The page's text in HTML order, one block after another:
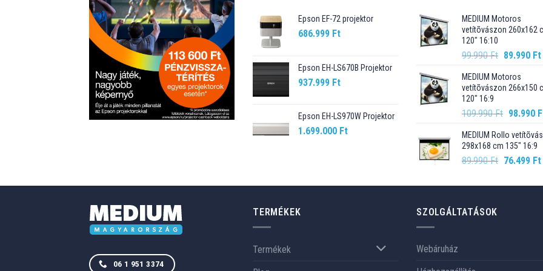
Epson EF-72 projektor
686.999 Ft
Epson EH-LS670B Projektor
937.999 Ft
Epson EH-LS970W Projektor
1.699.000 Ft
MEDIUM Motoros
vetítõvászon 260x162
120" 16:10
99.990Ft Original
was:
99.990 Ft.
89.990 Ft
MEDIUM Motoros
vetítõvászon 266x150
120" 16:9
109.990Ft Original
was:
109.990
98.990
MEDIUM Rollo
298x168 cm 135" 16:9
89.990Ft Original
was:
76.499 Ft
06 1 951 3374
TERMÉKEK
Termékek
SZOLGÁLTATÁSOK
Webáruház